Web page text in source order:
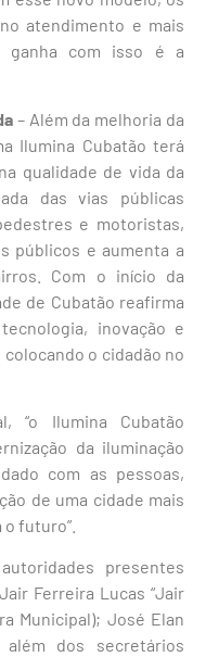
atendimento e mais
ganha com isso é a
– Além da melhoria da
Ilumina Cubatão terá
qualidade de vida da
das vias públicas
e motoristas,
públicos e aumenta a
Com o início da
de Cubatão reafirma
inovação e
o cidadão no
“o Ilumina Cubatão
da iluminação
com as pessoas,
de uma cidade mais
futuro”.
presentes
Ferreira Lucas “Jair
Municipal); José Elan
além dos secretários